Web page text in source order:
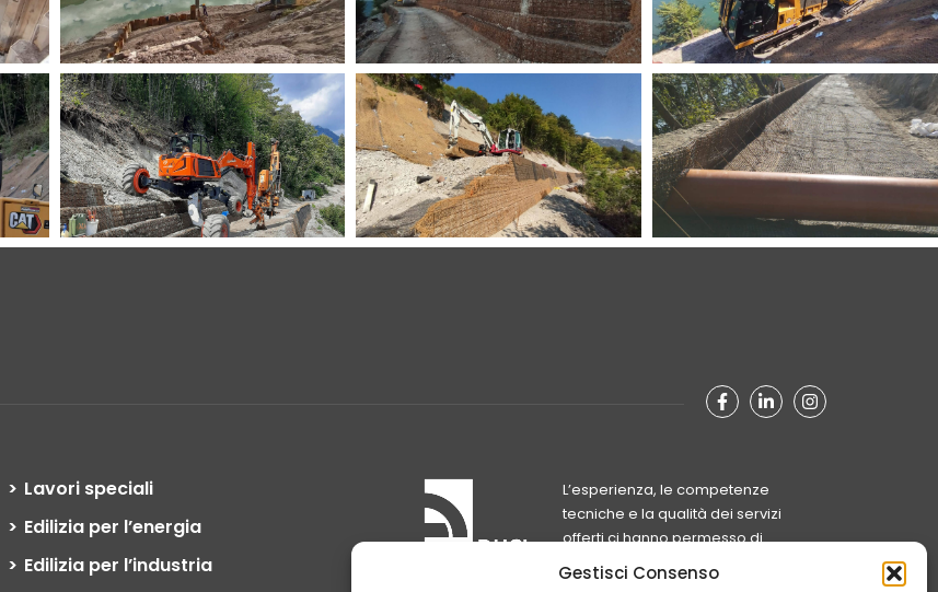
Gestisci Consenso
facebook-f
linkedin-ininstagram
Lavori speciali
Edilizia per l’energia
Edilizia per l’industria
L’esperienza, le competenze
tecniche e la qualità dei servizi
offerti ci hanno permesso di
ampliare la nostra presenza e